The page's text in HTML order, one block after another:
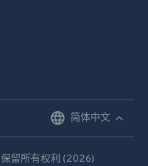
简体中文
保留所有权利 (2026)